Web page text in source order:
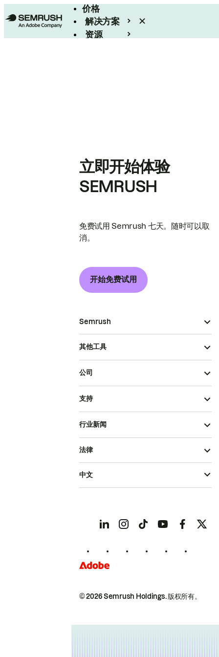
价格
解决方案
资源
立即开始体验
SEMRUSH
免费试用 Semrush 七天。随时可以取
消。
开始免费试用
Semrush
其他工具
公司
支持
行业新闻
© 2026 Semrush Holdings.版权所有。
法律
中文